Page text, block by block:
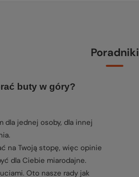
Poradniki
buty w góry?
dla jednej osoby, dla innej
na Twoją stopę, więc opinie
dla Ciebie miarodajne.
Oto nasze rady jak